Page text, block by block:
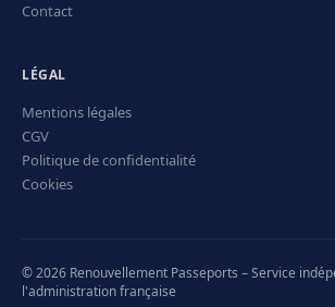
Contact
LÉGAL
Mentions légales
CGV
Politique de confidentialité
Cookies
© 2026 Renouvellement Passeports – Service
l'administration française